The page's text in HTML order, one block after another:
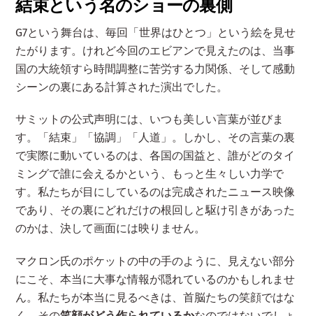
G7という舞台は、毎回「世界はひとつ」という絵を見せ
たがります。けれど今回のエビアンで見えたのは、当事
国の大統領すら時間調整に苦労する力関係、そして感動
シーンの裏にある計算された演出でした。
サミットの公式声明には、いつも美しい言葉が並びま
す。「結束」「協調」「人道」。しかし、その言葉の裏
で実際に動いているのは、各国の国益と、誰がどのタイ
ミングで誰に会えるかという、もっと生々しい力学で
す。私たちが目にしているのは完成されたニュース映像
であり、その裏にどれだけの根回しと駆け引きがあった
のかは、決して画面には映りません。
マクロン氏のポケットの中の手のように、見えない部分
にこそ、本当に大事な情報が隠れているのかもしれませ
ん。私たちが本当に見るべきは、首脳たちの笑顔ではな